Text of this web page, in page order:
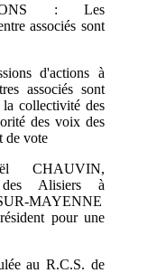
: Les
associés sont
d'actions à
associés sont
la collectivité des
des voix des
de vote
CHAUVIN,
Alisiers à
MAYENNE
pour une
au R.C.S. de